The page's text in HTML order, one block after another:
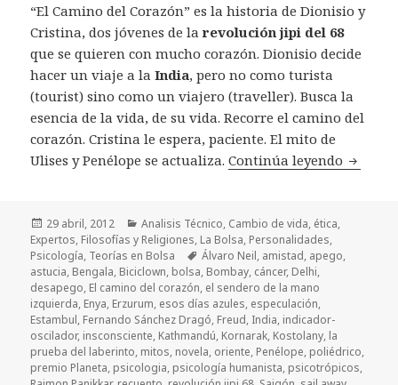
“El Camino del Corazón” es la historia de Dionisio y
Cristina, dos jóvenes de larevolución jipi del 68
que se quieren con mucho corazón. Dionisio decide
hacer un viaje a laIndia, pero no como turista
(tourist) sino como un viajero (traveller). Busca la
esencia de la vida, de su vida. Recorre el camino del
corazón. Cristina le espera, paciente. El mito de
Ulises y Penélope se actualiza.Continúa leyendo El
Publicado
el
29 abril, 2012 Categorías
Analisis Técnico, Cambio de vida, ética,
Expertos, Filosofías y Religiones, La Bolsa, Personalidades,
Psicología, Teorías en Bolsa Etiquetas
Álvaro Neil, amistad, apego,
astucia, Bengala, Biciclown, bolsa, Bombay, cáncer, Delhi,
desapego, El camino del corazón, el sendero de la mano
izquierda, Enya, Erzurum, esos días azules, especulación,
Estambul, Fernando Sánchez Dragó, Freud, India, indicador-
oscilador, insconsciente, Kathmandú, Kornarak, Kostolany, la
prueba del laberinto, mitos, novela, oriente, Penélope, poliédrico,
premio Planeta, psicologia, psicología humanista, psicotrópicos,